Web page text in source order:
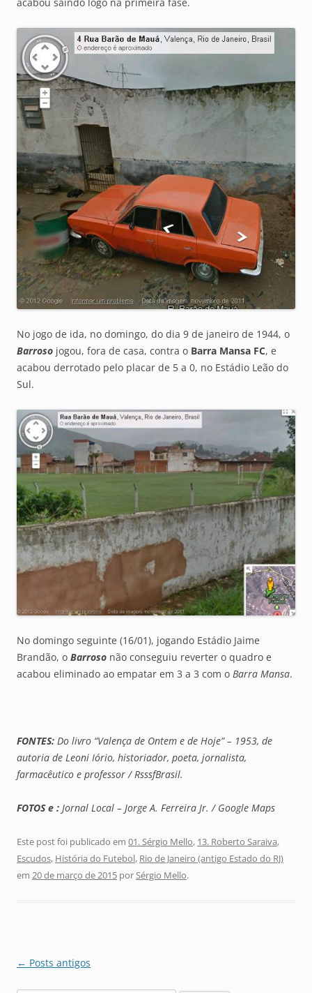
No jogo de ida, no domingo, do dia 9 de janeiro de 1944, o
Barroso jogou, fora de casa, contra o Barra Mansa FC, e
acabou derrotado pelo placar de 5 a 0, no Estádio Leão do
Sul.
No domingo seguinte (16/01), jogando Estádio Jaime
Brandão, o Barroso não conseguiu reverter o quadro e
acabou eliminado ao empatar em 3 a 3 com o Barra Mansa.
FONTES: Do livro “Valença de Ontem e de Hoje” – 1953, de
autoria de Leoni Iório, historiador, poeta, jornalista,
farmacêutico e professor / RsssfBrasil.
FOTOS e : Jornal Local – Jorge A. Ferreira Jr. / Google Maps
Este post foi publicado em 01. Sérgio Mello, 13. Roberto Saraiva,
Escudos, História do Futebol, Rio de Janeiro (antigo Estado do RJ)
em 20 de março de 2015 porSérgio Mello.
Navegação
← Posts antigos